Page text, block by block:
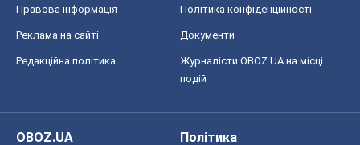
Правова інформація Політика конфіденційності
Реклама на сайті Документи
Редакційна політика
Журналісти OBOZ.UA на місці
подій
OBOZ.UA
Політика